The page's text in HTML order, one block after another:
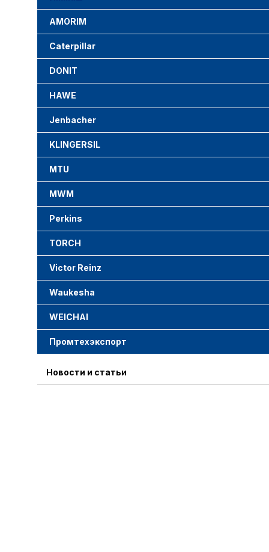
AMORIM
Caterpillar
DONIT
HAWE
Jenbacher
KLINGERSIL
MTU
MWM
Perkins
TORCH
Victor Reinz
Waukesha
WEICHAI
Промтехэкспорт
Новости и статьи